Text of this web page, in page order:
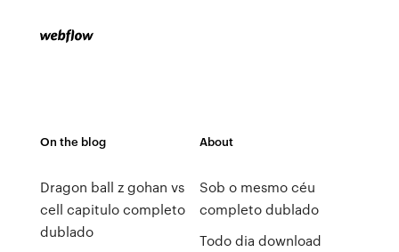
On the blog
Dragon ball z gohan vs
cell capitulo completo
dublado
About
Sob o mesmo céu
completo dublado
Todo dia download